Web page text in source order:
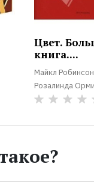
Цвет.
книга....
Майкл Робинсон
Розалинда